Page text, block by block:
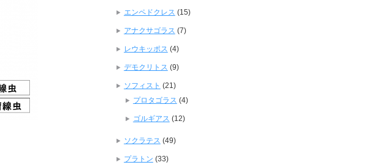
エンペドクレス (15)
アナクサゴラス (7)
レウキッポス (4)
デモクリトス (9)
ソフィスト (21)
プロタゴラス (4)
ゴルギアス (12)
ソクラテス (49)
プラトン (33)